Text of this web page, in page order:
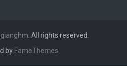
gianghm . All rights reserved.
by FameThemes